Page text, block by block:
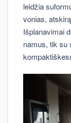
leidžia
vonias,
Išplanavimai
namus, tik su